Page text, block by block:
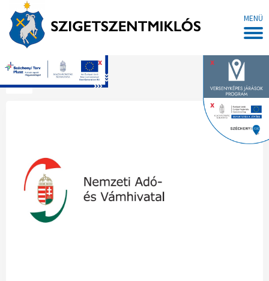
MENÜ
x
x
x
Főoldal